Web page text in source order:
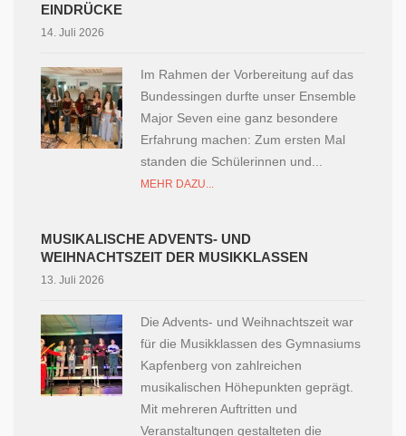
EINDRÜCKE
14. Juli 2026
Im Rahmen der Vorbereitung auf das
Bundessingen durfte unser Ensemble
Major Seven eine ganz besondere
Erfahrung machen: Zum ersten Mal
standen die Schülerinnen und...
MEHR DAZU...
MUSIKALISCHE ADVENTS- UND
WEIHNACHTSZEIT DER MUSIKKLASSEN
13. Juli 2026
Die Advents- und Weihnachtszeit war
für die Musikklassen des Gymnasiums
Kapfenberg von zahlreichen
musikalischen Höhepunkten geprägt.
Mit mehreren Auftritten und
Veranstaltungen gestalteten die